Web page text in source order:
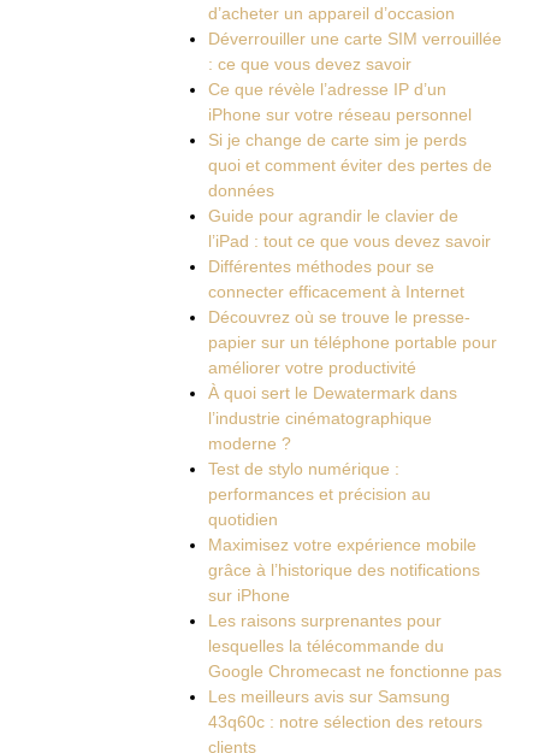
d’acheter un appareil d’occasion
Déverrouiller une carte SIM verrouillée
: ce que vous devez savoir
Ce que révèle l’adresse IP d’un
iPhone sur votre réseau personnel
Si je change de carte sim je perds
quoi et comment éviter des pertes de
données
Guide pour agrandir le clavier de
l’iPad : tout ce que vous devez savoir
Différentes méthodes pour se
connecter efficacement à Internet
Découvrez où se trouve le presse-
papier sur un téléphone portable pour
améliorer votre productivité
À quoi sert le Dewatermark dans
l’industrie cinématographique
moderne ?
Test de stylo numérique :
performances et précision au
quotidien
Maximisez votre expérience mobile
grâce à l’historique des notifications
sur iPhone
Les raisons surprenantes pour
lesquelles la télécommande du
Google Chromecast ne fonctionne pas
Les meilleurs avis sur Samsung
43q60c : notre sélection des retours
clients